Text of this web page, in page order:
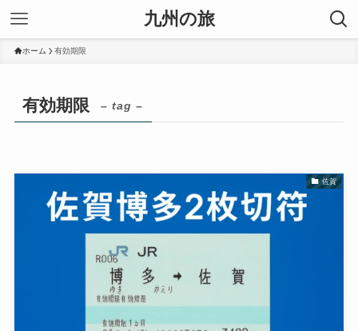
九州の旅
ホーム 有効期限
有効期限 – tag –
佐賀